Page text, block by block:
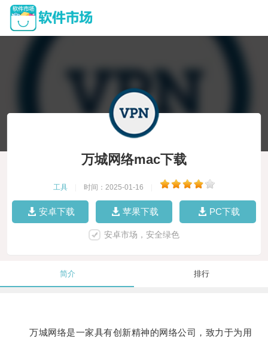
万城网络mac下载
工具 时间：2025-01-16
安卓下载 苹果下载 PC下载
安卓市场，安全绿色
简介 排行
万城网络是一家具有创新精神的网络公司，致力于为用